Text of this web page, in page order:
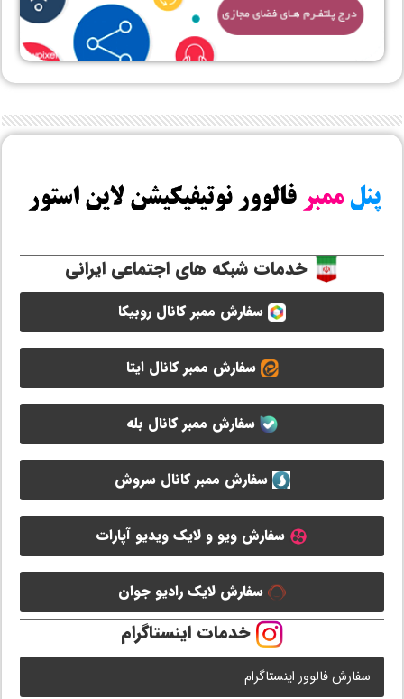
خدمات شبکه های اجتماعی ایرانی
سفارش ممبر کانال روبیکا
سفارش ممبر کانال ایتا
سفارش ممبر کانال بله
سفارش ممبر کانال سروش
سفارش ویو و لایک ویدیو آپارات
سفارش لایک رادیو جوان
خدمات اینستاگرام
سفارش فالوور اینستاگرام